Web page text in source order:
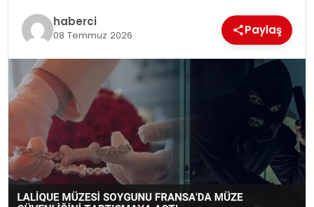
SIYASET
TEKNOLOJI
YAŞAM
haberci
08 Temmuz 2026 Paylaş